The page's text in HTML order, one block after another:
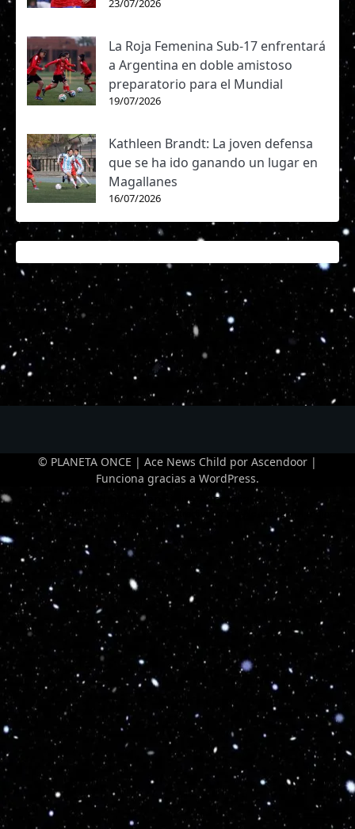
23/07/2026
La Roja Femenina Sub-17 enfrentará
a Argentina en doble amistoso
preparatorio para el Mundial
19/07/2026
Kathleen Brandt: La joven defensa
que se ha ido ganando un lugar en
Magallanes
16/07/2026
© PLANETA ONCE | Ace News Child por Ascendoor |
Funciona gracias a WordPress.
Optimized by Seraphinite Accelerator
Turns on site high speed to be attractive for people and search engines.